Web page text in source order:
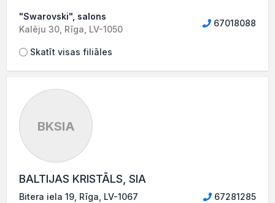
"Swarovski", salons
Kalēju 30, Rīga, LV-1050
67018088
Skatīt visas filiāles
BKSIA
BALTIJAS KRISTĀLS, SIA
Bitera iela 19, Rīga, LV-1067 67281285